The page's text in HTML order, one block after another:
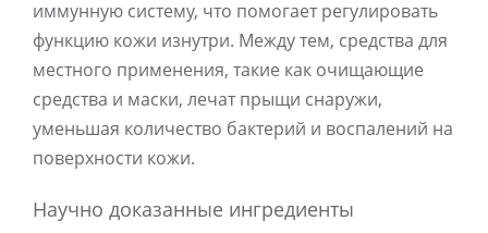
иммунную систему, что помогает регулировать
функцию кожи изнутри. Между тем, средства для
местного применения, такие как очищающие
средства и маски, лечат прыщи снаружи,
уменьшая количество бактерий и воспалений на
поверхности кожи.
Научно доказанные ингредиенты